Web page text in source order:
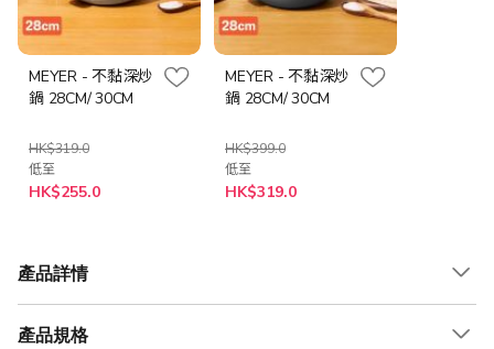
MEYER - 不黏深炒
鍋 28CM/ 30CM
HK$319.0
低至
HK$255.0
MEYER - 不黏深炒
鍋 28CM/ 30CM
HK$399.0
低至
HK$319.0
產品詳情
產品規格